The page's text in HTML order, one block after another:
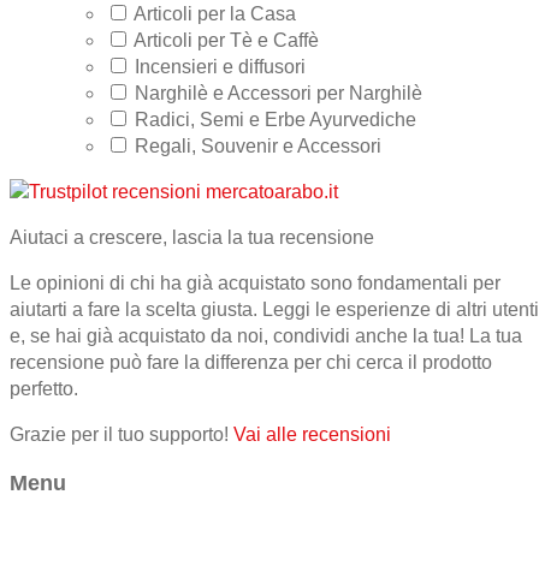
Articoli per la Casa
Articoli per Tè e Caffè
Incensieri e diffusori
Narghilè e Accessori per Narghilè
Radici, Semi e Erbe Ayurvediche
Regali, Souvenir e Accessori
Aiutaci a crescere, lascia la tua recensione
Le opinioni di chi ha già acquistato sono fondamentali per
aiutarti a fare la scelta giusta. Leggi le esperienze di altri utenti
e, se hai già acquistato da noi, condividi anche la tua! La tua
recensione può fare la differenza per chi cerca il prodotto
perfetto.
Grazie per il tuo supporto! Vai alle recensioni
Menu